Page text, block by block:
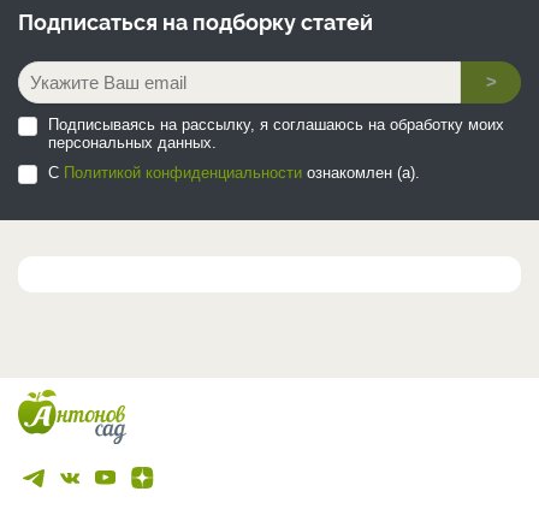
Подписаться на подборку статей
>
Подписываясь на рассылку, я соглашаюсь на обработку моих
персональных данных.
С Политикой конфиденциальности ознакомлен (а).